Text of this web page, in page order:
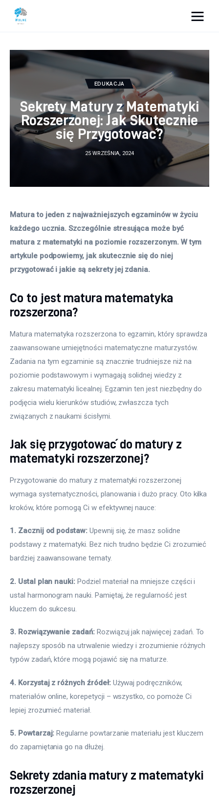
Lifestyle
Dom i ogród
Uroda
Więcej
EDUKACJA
Sekrety Matury z Matematyki
Rozszerzonej: Jak Skutecznie
się Przygotować?
25 WRZEŚNIA, 2024
Matura to jeden z najważniejszych egzaminów w życiu
każdego ucznia. Szczególnie stresująca może być
matura z matematyki na poziomie rozszerzonym. W tym
artykule podpowiemy, jak skutecznie się do niej
przygotować i jakie są sekrety jej zdania.
Co to jest matura matematyka
rozszerzona?
Matura matematyka rozszerzona to egzamin, który sprawdza
zaawansowane umiejętności matematyczne maturzystów.
Zadania na tym egzaminie są znacznie trudniejsze niż na
poziomie podstawowym i wymagają solidnej wiedzy z
zakresu matematyki licealnej. Egzamin ten jest niezbędny do
podjęcia wielu kierunków studiów, zwłaszcza tych
związanych z naukami ścisłymi.
Jak się przygotować do matury z
matematyki rozszerzonej?
Przygotowanie do matury z matematyki rozszerzonej
wymaga systematyczności, planowania i dużo pracy. Oto kilka
kroków, które pomogą Ci w efektywnej nauce:
1. Zacznij od podstaw: Upewnij się, że masz solidne
podstawy z matematyki. Bez nich trudno będzie Ci zrozumieć
bardziej zaawansowane tematy.
2. Ustal plan nauki: Podziel materiał na mniejsze części i
ustal harmonogram nauki. Pamiętaj, że regularność jest
kluczem do sukcesu.
3. Rozwiązywanie zadań: Rozwiązuj jak najwięcej zadań. To
najlepszy sposób na utrwalenie wiedzy i zrozumienie różnych
typów zadań, które mogą pojawić się na maturze.
4. Korzystaj z różnych źródeł: Używaj podręczników,
materiałów online, korepetycji – wszystko, co pomoże Ci
lepiej zrozumieć materiał.
5. Powtarzaj: Regularne powtarzanie materiału jest kluczem
do zapamiętania go na dłużej.
Sekrety zdania matury z matematyki
rozszerzonej